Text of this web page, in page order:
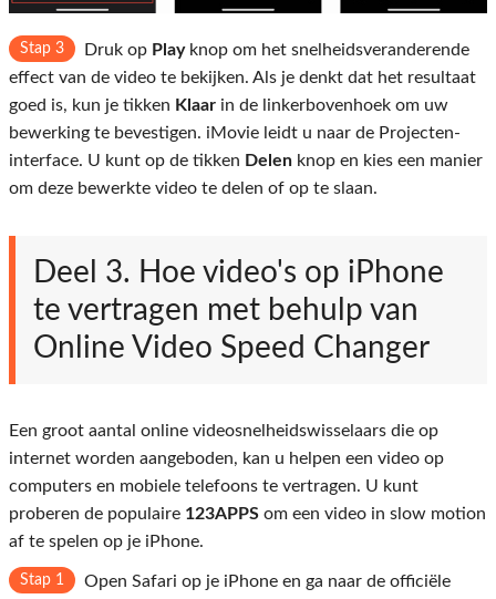
Stap 3 Druk op Playknop om het snelheidsveranderende
effect van de video te bekijken. Als je denkt dat het resultaat
goed is, kun je tikken Klaar in de linkerbovenhoek om uw
bewerking te bevestigen. iMovie leidt u naar de Projecten-
interface. U kunt op de tikken Delen knop en kies een manier
om deze bewerkte video te delen of op te slaan.
Deel 3. Hoe video's op iPhone
te vertragen met behulp van
Online Video Speed ​​Changer
Een groot aantal online videosnelheidswisselaars die op
internet worden aangeboden, kan u helpen een video op
computers en mobiele telefoons te vertragen. U kunt
proberen de populaire 123APPS om een ​​video in slow motion
af te spelen op je iPhone.
Stap 1
Open Safari op je iPhone en ga naar de officiële